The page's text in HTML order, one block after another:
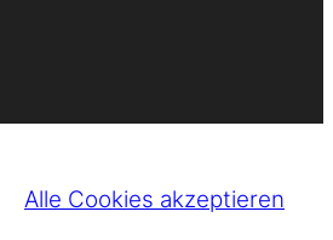
Alle Cookies akzeptieren